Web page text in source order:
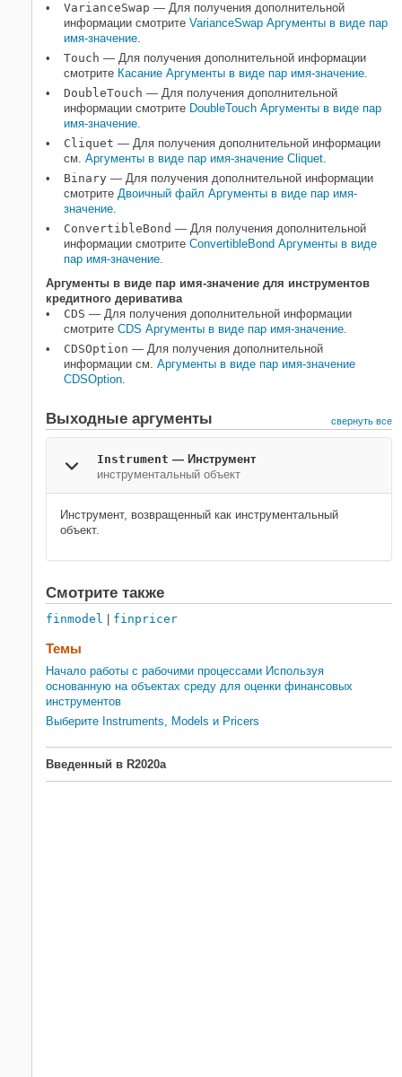
VarianceSwap — Для получения дополнительной
информации смотрите VarianceSwap Аргументы в виде пар
имя-значение.
Touch — Для получения дополнительной информации
смотрите Касание Аргументы в виде пар имя-значение.
DoubleTouch — Для получения дополнительной
информации смотрите DoubleTouch Аргументы в виде пар
имя-значение.
Cliquet — Для получения дополнительной информации
см. Аргументы в виде пар имя-значение Cliquet.
Binary — Для получения дополнительной информации
смотрите Двоичный файл Аргументы в виде пар имя-
значение.
ConvertibleBond — Для получения дополнительной
информации смотрите ConvertibleBond Аргументы в виде
пар имя-значение.
Аргументы в виде пар имя-значение для инструментов
кредитного дериватива
CDS — Для получения дополнительной информации
смотрите CDS Аргументы в виде пар имя-значение.
CDSOption — Для получения дополнительной
информации см. Аргументы в виде пар имя-значение
CDSOption.
Выходные аргументы свернуть все
Instrument — Инструмент
инструментальный объект
Инструмент, возвращенный как инструментальный
объект.
Смотрите также
finmodel finpricer
Темы
Начало работы с рабочими процессами Используя
основанную на объектах среду для оценки финансовых
инструментов
Выберите Instruments, Models и Pricers
Введенный в R2020a